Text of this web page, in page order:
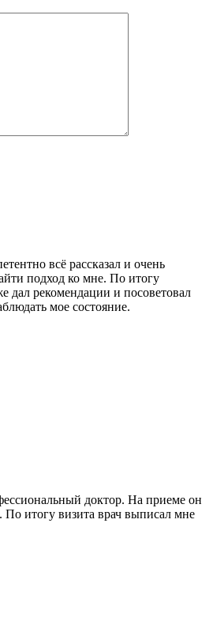
всё рассказал и очень
подход ко мне. По итогу
дал рекомендации и посоветовал
мое состояние.
доктор. На приеме он
По итогу визита врач выписал мне